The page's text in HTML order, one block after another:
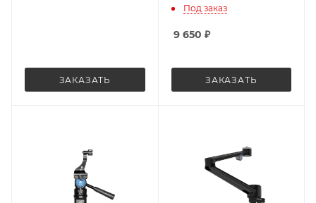
ЗАКАЗАТЬ
Под заказ
9 650 ₽
ЗАКАЗАТЬ